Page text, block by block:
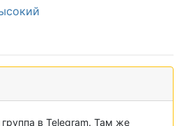
группа в Telegram. Там же